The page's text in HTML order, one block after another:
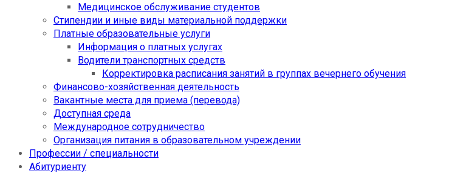
Медицинское обслуживание студентов
Стипендии и иные виды материальной поддержки
Платные образовательные услуги
Информация о платных услугах
Водители транспортных средств
Корректировка расписания занятий в группах вечернего обучения
Финансово-хозяйственная деятельность
Вакантные места для приема (перевода)
Доступная среда
Международное сотрудничество
Организация питания в образовательном учреждении
Профессии / специальности
Абитуриенту